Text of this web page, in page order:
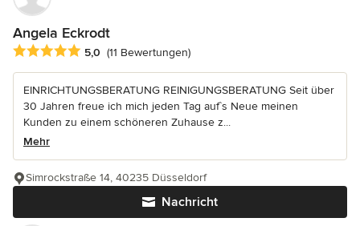
Angela Eckrodt
Durchschnittliche Bewertung: 5 von 5 Sternen
5,0 (11 Bewertungen)
EINRICHTUNGSBERATUNG REINIGUNGSBERATUNG Seit über
30 Jahren freue ich mich jeden Tag auf`s Neue meinen
Kunden zu einem schöneren Zuhause z...
Mehr
Nachricht
Simrockstraße 14, 40235 Düsseldorf